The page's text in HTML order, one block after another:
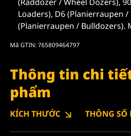
Loaders), D6 (Planierraupen
(Planierraupen / Bulldozers).
Mã GTIN: 765809464797
Thông tin chi
phẩm
KÍCH THƯỚC THÔNG SỐ